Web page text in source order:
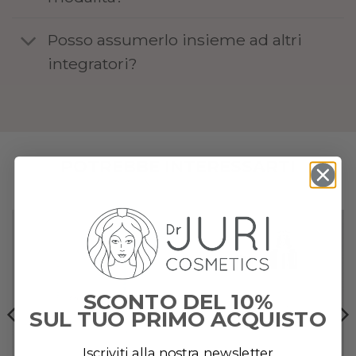
Posso assumerlo insieme ad altri
integratori?
Add to
wishlist
SCONTO DEL 10%
SUL TUO PRIMO ACQUISTO
Iscriviti alla nostra newsletter